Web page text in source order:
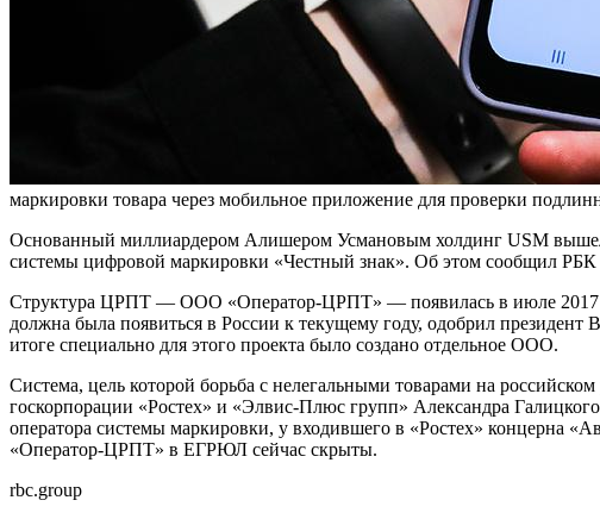
маркировки товара через мобильное приложение для проверки
Основанный миллиардером Алишером Усмановым холдинг USM вышел
системы цифровой маркировки «Честный знак». Об этом сообщил РБК
Структура ЦРПТ — ООО «Оператор-ЦРПТ» — появилась в июле 2017
должна была появиться в России к текущему году, одобрил
итоге специально для этого проекта было создано отдельное ООО.
Система, цель которой борьба с нелегальными товарами на
госкорпорации «Ростех» и «Элвис-Плюс групп» Александра
оператора системы маркировки, у входившего в «Ростех» концерна
«Оператор-ЦРПТ» в ЕГРЮЛ сейчас скрыты.
rbc.group